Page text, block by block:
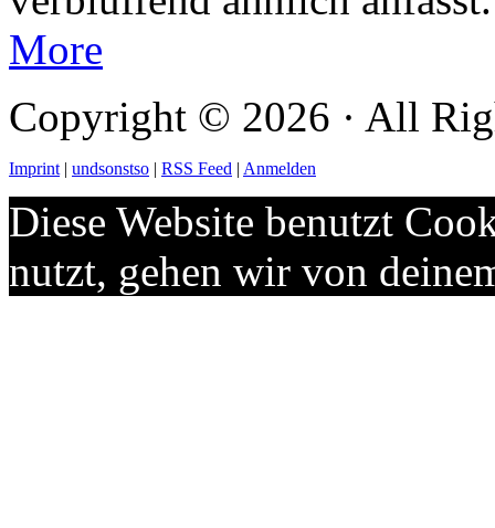
More
Copyright © 2026 · All
Imprint| undsonstso | RSS Feed | Anmelden
Diese Website benutzt
nutzt, gehen wir von